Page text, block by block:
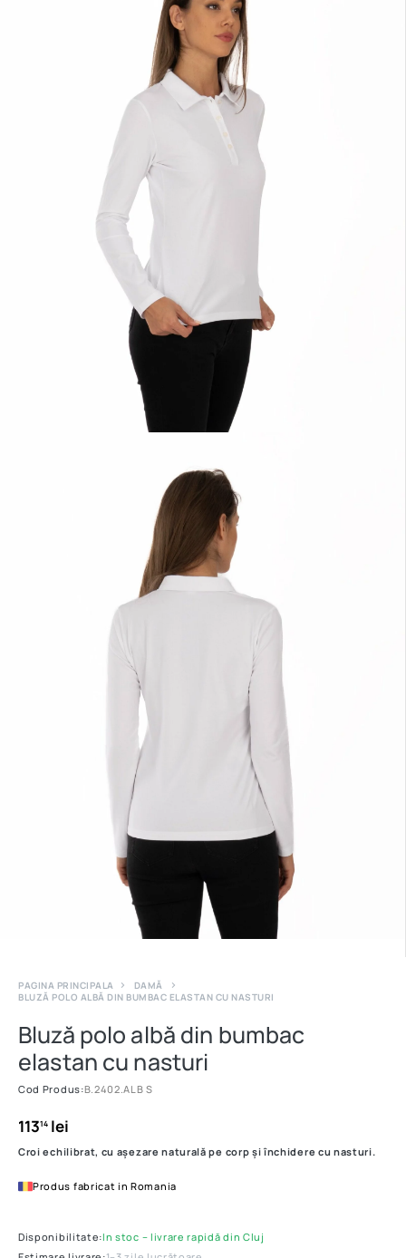
PAGINA PRINCIPALA
DAMĂ
BLUZĂ POLO ALBĂ DIN BUMBAC ELASTAN CU NASTURI
Bluză polo albă din bumbac
elastan cu nasturi
Cod Produs:B.2402.ALB S
11314lei
Croi echilibrat, cu așezare naturală pe corp și închidere cu nasturi.
Produs fabricat in Romania
Disponibilitate:In stoc – livrare rapidă din Cluj